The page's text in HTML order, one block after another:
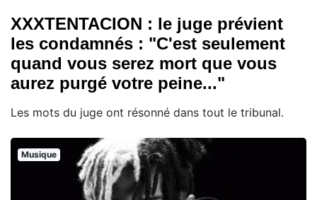
XXXTENTACION : le juge prévient
les condamnés : "C'est seulement
quand vous serez mort que vous
aurez purgé votre peine..."
Les mots du juge ont résonné dans tout le tribunal.
Musique